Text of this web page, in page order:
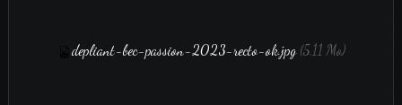
Aucun évènement à afficher.
depliant-bec-passion-2023-recto-ok.jpg(5.11 Mo)